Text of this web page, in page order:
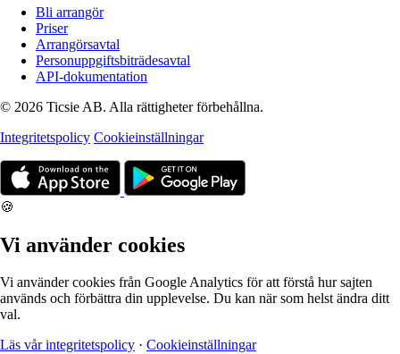
Bli arrangör
Priser
Arrangörsavtal
Personuppgiftsbiträdesavtal
API-dokumentation
© 2026 Ticsie AB. Alla rättigheter förbehållna.
Integritetspolicy Cookieinställningar
🍪
Vi använder cookies
Vi använder cookies från Google Analytics för att förstå hur sajten
används och förbättra din upplevelse. Du kan när som helst ändra ditt
val.
Läs vår integritetspolicy · Cookieinställningar